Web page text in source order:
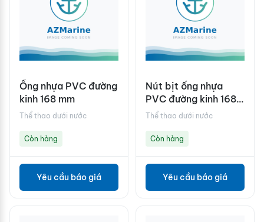
Ống nhựa PVC đường
kinh 168 mm
Thể thao dưới nước
Còn hàng
Yêu cầu báo giá
Nút bịt ống nhựa
PVC đường kinh 168
mm
Thể thao dưới nước
Còn hàng
Yêu cầu báo giá